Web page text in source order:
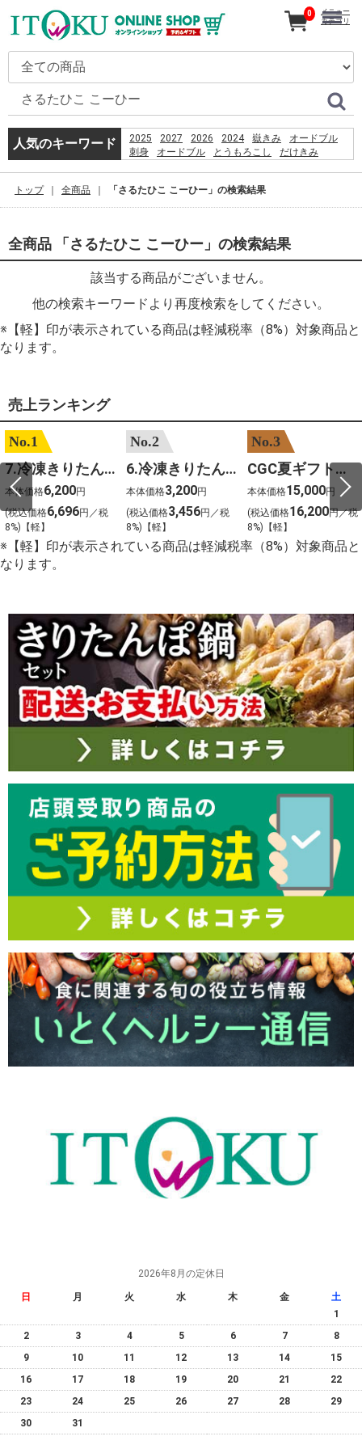
人気のキーワード 2025 2027 2026 2024 嶽きみ
オードブル
刺身
オードブル とうもろこし
だけきみ
PSO2 %E8%8F%85%E6%B2%BC%E8%A3%95
0
メニュー
カテゴリ
トップ 全商品 「さるたひこ こーひー」の検索結果
全商品 「さるたひこ こーひー」の検索結果
該当する商品がございません。
他の検索キーワードより再度検索をしてください。
※【軽】印が表示されている商品は軽減税率（8%）対象商品と
なります。
売上ランキング
No.1
7.冷凍きりたんぽセットM 野菜なし 4人前
本体価格6,200円
(税込価格6,696円／税
8%)【軽】
No.2
6.冷凍きりたんぽセットＳ 野菜なし 2人前
本体価格3,200円
(税込価格3,456円／税
8%)【軽】
No.3
CGC夏ギフト【1101】和牛苑 神戸牛・三田和牛食べ比べ(680g)
本体価格15,000円
(税込価格16,200円／税
8%)【軽】
※【軽】印が表示されている商品は軽減税率（8%）対象商品と
なります。
2026年8月の定休日
日 月 火 水 木 金
土
1
2
3 4 5 6 7
8
9
10 11 12 13 14
15
16
17 18 19 20 21
22
23
24 25 26 27 28
29
30
31